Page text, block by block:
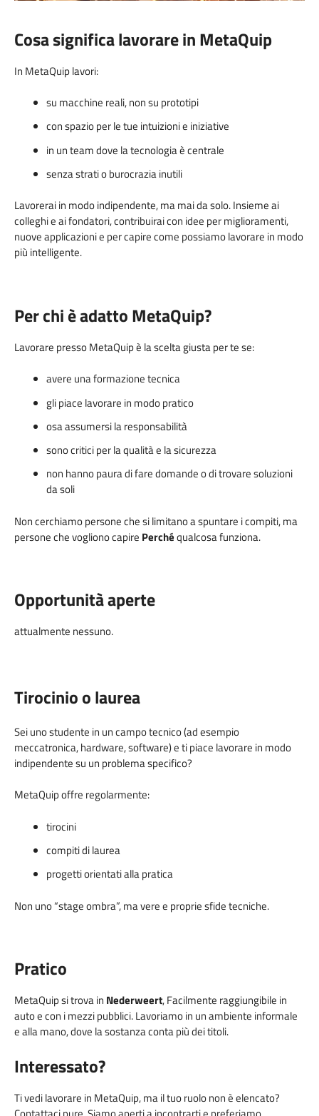
Cosa significa lavorare in MetaQuip
In MetaQuip lavori:
su macchine reali, non su prototipi
con spazio per le tue intuizioni e iniziative
in un team dove la tecnologia è centrale
senza strati o burocrazia inutili
Lavorerai in modo indipendente, ma mai da solo. Insieme ai
colleghi e ai fondatori, contribuirai con idee per miglioramenti,
nuove applicazioni e per capire come possiamo lavorare in modo
più intelligente.
Per chi è adatto MetaQuip?
Lavorare presso MetaQuip è la scelta giusta per te se:
avere una formazione tecnica
gli piace lavorare in modo pratico
osa assumersi la responsabilità
sono critici per la qualità e la sicurezza
non hanno paura di fare domande o di trovare soluzioni
da soli
Non cerchiamo persone che si limitano a spuntare i compiti, ma
persone che vogliono capire Perchéqualcosa funziona.
Opportunità aperte
attualmente nessuno.
Tirocinio o laurea
Sei uno studente in un campo tecnico (ad esempio
meccatronica, hardware, software) e ti piace lavorare in modo
indipendente su un problema specifico?
MetaQuip offre regolarmente:
tirocini
compiti di laurea
progetti orientati alla pratica
Non uno “stage ombra”, ma vere e proprie sfide tecniche.
Pratico
MetaQuip si trova in Nederweert, Facilmente raggiungibile in
auto e con i mezzi pubblici. Lavoriamo in un ambiente informale
e alla mano, dove la sostanza conta più dei titoli.
Interessato?
Ti vedi lavorare in MetaQuip, ma il tuo ruolo non è elencato?